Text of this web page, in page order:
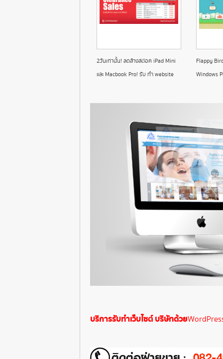
2วันเท่านั้น! ลดล้างสต๊อค iPad Mini
และ Macbook Pro! รับ ทํา website
Flappy
Windows
บริการรับทำเว็บไซต์ บริษัทด้วย